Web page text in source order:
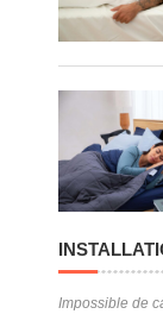
Impossible de